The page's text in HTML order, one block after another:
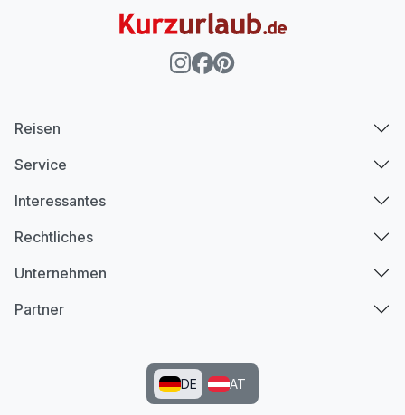
Reisen
Service
Interessantes
Rechtliches
Unternehmen
Partner
DE AT